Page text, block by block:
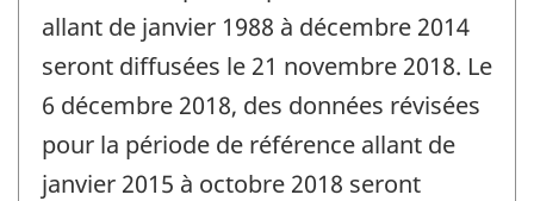
allant de janvier 1988 à décembre 2014
seront diffusées le 21 novembre 2018. Le
6 décembre 2018, des données révisées
pour la période de référence allant de
janvier 2015 à octobre 2018 seront